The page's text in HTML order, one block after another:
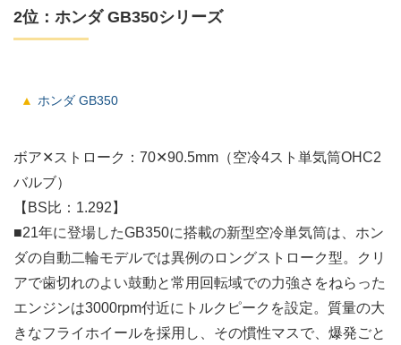
2位：ホンダ GB350シリーズ
ホンダ GB350
ボア✕ストローク：70✕90.5mm（空冷4スト単気筒OHC2
バルブ）
【BS比：1.292】
■21年に登場したGB350に搭載の新型空冷単気筒は、ホン
ダの自動二輪モデルでは異例のロングストローク型。クリ
アで歯切れのよい鼓動と常用回転域での力強さをねらった
エンジンは3000rpm付近にトルクピークを設定。質量の大
きなフライホイールを採用し、その慣性マスで、爆発ごと